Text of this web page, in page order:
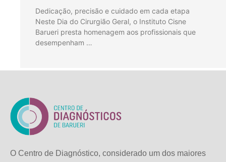
Dedicação, precisão e cuidado em cada etapa
Neste Dia do Cirurgião Geral, o Instituto Cisne
Barueri presta homenagem aos profissionais que
desempenham …
O Centro de Diagnóstico, considerado um dos maiores